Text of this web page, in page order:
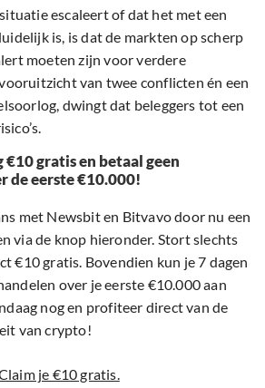
escaleert of dat het met een
is, is dat de markten op scherp
moeten zijn voor verdere
van twee conflicten én een
dwingt dat beleggers tot een
€10 gratis en betaal geen
de eerste €10.000!
met Newsbit en Bitvavo door nu een
via de knop hieronder. Stort slechts
€10 gratis. Bovendien kun je 7 dagen
over je eerste €10.000 aan
nog en profiteer direct van de
van crypto!
je €10 gratis.